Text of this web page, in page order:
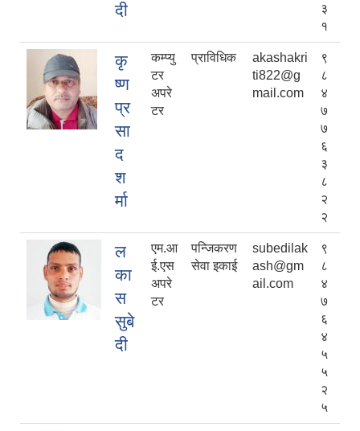
दी
३
१
कृ
ष्ण
प्र
सा
द
श
र्मा
कम्प्यु
टर
अपरे
टर
प्राविधिक
akashakri
ti822@g
mail.com
९
८
४
७
७
६
३
८
२
२
ल
का
स
सुबे
दी
एम.आ
ई.एस
अपरे
टर
पन्जिकरण
सेवा इकाई
subedilak
ash@gm
ail.com
९
८
४
७
६
४
५
५
२
५